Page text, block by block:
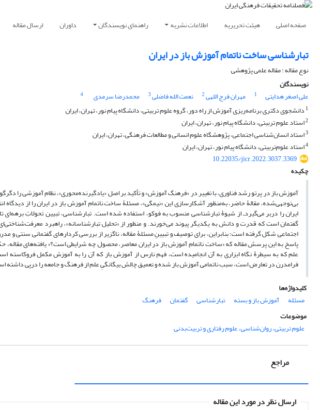
صفحه اصلی هیئت تحریریه اطلاعات نشریه راهنمای نویسندگان داوران ارسال مقاله
تبارشناسی ساخت ناتمام آموزش باز در ایران
نوع مقاله : مقاله علمی پژوهشی
نویسندگان
علی اصغر هدایتی
1 مهران فرج اللهی2 نعمت الله فاضلی3 محمدرضا سرمدی
4
1 دانشجوی دکتری برنامه‌ریزی آموزش از راه دور، گروه علوم تربیتی، دانشگاه پیام نور، تهران، ایران
2استاد علوم تربیتی، دانشگاه پیام نور، تهران، ایران
3استاد انسان‌شناسی اجتماعی، پژوهشگاه علوم انسانی و مطالعات فرهنگی، تهران، ایران
4استاد علوم‌تربیتی، دانشگاه پیام نور، تهران، ایران
10.22035/jicr.2022.3037.3369
چکیده
آموزش باز در پرتو رشد فناوری، با تغییر در «فرهنگ آموزش» و تأکید بر اصل «یادگیرنده‌محوری»، نظام آموزشی را
بی‌توجهی‌شده، مقالۀ حاضر، به‌منظور آشکارسازی این «نیمگی»، مسئلۀ ساخت ناتمام آموزش باز در ایران را از دیدگاه
ایران را دربر می‌گیرد‌ـ از شیوۀ تبارشناسی منسوب به فوکو، استفاده شده است. تبارشناسی، تبیین تحولاتِ
گفتمان است که قدرت و دانش به یکدیگر پیوند می‌خورند. و منظور از «تحلیل تبارشناسانه»، راهبرد
اجتماعی شکل گرفته است؛ بنابراین، برای توصیف و تبیینِ مسئلۀ مقاله، ناگزیر از بررسی کردارهای گفتمانی سنتی
پاسخ به این پرسش مقاله که «ساخت ناتمام آموزش باز در ایران معاصر، محصول چه شرایطی است‌؟» یافته‌های مقاله،
علم که به سیطرۀ نگاه ابزاری به آن انجامیده است، فهم نارس از آموزش باز که آن را به آموزش مکمل فروکاسته
فرامدرن در تعارض است، سبب ناتمامی آموزش باز شده و تعمیق چالش بیگانگیِ علم از فرهنگ و جامعه را درپی داشته
کلیدواژه‌ها
مسئله
آموزش باز و بسته تبارشناسی گفتمان
فرهنگ
موضوعات
علوم تربیتی، روان‌شناسی، علوم رفتاری و تربیت‌بدنی
مراجع
ارسال نظر در مورد این مقاله